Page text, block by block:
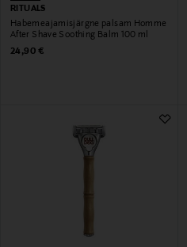
RITUALS
Habemeajamisjärgne palsam Homme
After Shave Soothing Balm 100 ml
Original Price
24,90 €